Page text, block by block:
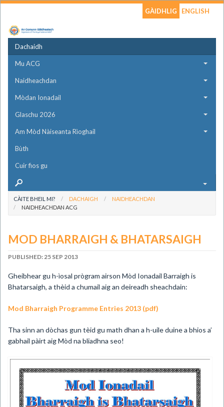
GÀIDHLIG ENGLISH
Dachaidh
Mu ACG
Naidheachdan
Mòdan Ionadail
Glaschu 2026
Am Mòd Nàiseanta Rìoghail
Bùth
Cuir fios gu
CÀITE BHEIL MI? DACHAIGH
NAIDHEACHDAN
NAIDHEACHDAN ACG
MOD BHARRAIGH & BHATARSAIGH
PUBLISHED: 25 SEP 2013
Gheibhear gu h-ìosal prògram airson Mòd Ionadail Barraigh is
Bhatarsaigh, a thèid a chumail aig an deireadh sheachdain:
Mod Bharraigh Programme Entries 2013 (pdf)
Tha sinn an dòchas gun tèid gu math dhan a h-uile duine a bhios a’
gabhail pàirt aig Mòd na bliadhna seo!